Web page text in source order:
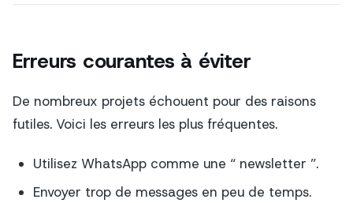
Erreurs courantes à éviter
De nombreux projets échouent pour des raisons
futiles. Voici les erreurs les plus fréquentes.
Utilisez WhatsApp comme une “ newsletter ”.
Envoyer trop de messages en peu de temps.